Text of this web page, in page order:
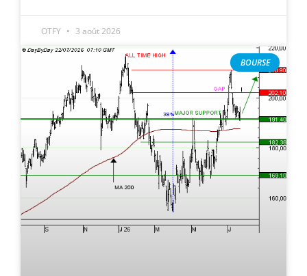
OTFY 3 août 2026
BOURSE